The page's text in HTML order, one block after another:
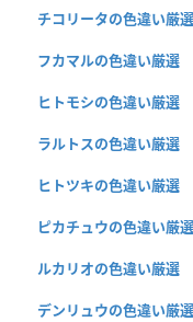
チコリータの色違い厳選
フカマルの色違い厳選
ヒトモシの色違い厳選
ラルトスの色違い厳選
ヒトツキの色違い厳選
ピカチュウの色違い厳選
ルカリオの色違い厳選
デンリュウの色違い厳選